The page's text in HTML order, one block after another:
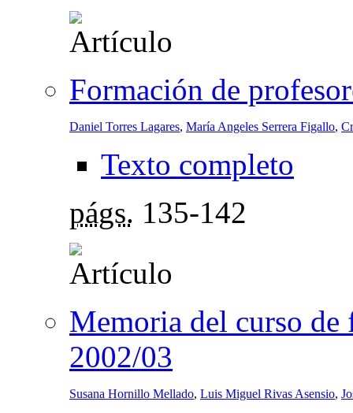
Formación de
Daniel Torres Lagares, María Angeles Serrera Figallo,
Texto completo
págs. 135-142
Memoria del curso de
2002/03
Susana Hornillo Mellado, Luis Miguel Rivas Asensio,